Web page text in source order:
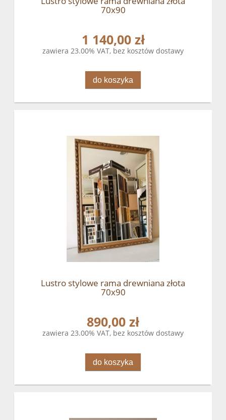
70x90
1 140,00 zł
zawiera 23.00% VAT, bez kosztów dostawy
do koszyka
Lustro stylowe rama drewniana złota
70x90
890,00 zł
zawiera 23.00% VAT, bez kosztów dostawy
do koszyka